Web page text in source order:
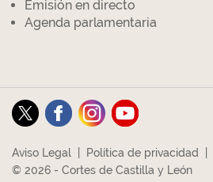
Emisión en directo
Agenda parlamentaria
Aviso Legal Política de privacidad
© 2026 - Cortes de Castilla y León